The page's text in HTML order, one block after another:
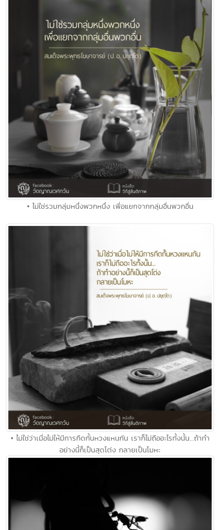
• ไม่ใช่รวมกลุ่มหนึ่งพวกหนึ่ง เพื่อแยกจากกลุ่มอื่นพวกอื่น
• ไม่ใช่ว่าเมื่อไม่ให้มีการกีดกั้นหวงแหนกัน เราก็ไม่ถืออะไรทั้งนั้น...ถ้าทำ
อย่างนี้ก็เป็นสุดโต่ง กลายเป็นโมหะ